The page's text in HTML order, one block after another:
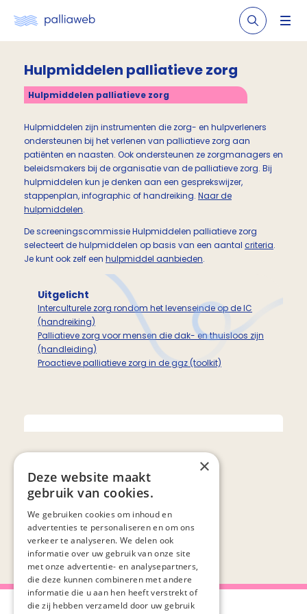
Hulpmiddelen palliatieve zorg
Hulpmiddelen palliatieve zorg
Hulpmiddelen zijn instrumenten die zorg- en hulpverleners
ondersteunen bij het verlenen van palliatieve zorg aan
patiënten en naasten. Ook ondersteunen ze zorgmanagers en
beleidsmakers bij de organisatie van de palliatieve zorg. Bij
hulpmiddelen kun je denken aan een gesprekswijzer,
stappenplan, infographic of handreiking. Naar de
hulpmiddelen.
De screeningscommissie Hulpmiddelen palliatieve zorg
selecteert de hulpmiddelen op basis van een aantal criteria.
Je kunt ook zelf een hulpmiddel aanbieden.
Uitgelicht
Interculturele zorg rondom het levenseinde op de IC
(handreiking)
Palliatieve zorg voor mensen die dak- en thuisloos zijn
(handleiding)
Proactieve palliatieve zorg in de ggz (toolkit)
0 resultaten gevonden ×
Deze website maakt
gebruik van cookies.
We gebruiken cookies om inhoud en
advertenties te personaliseren en om ons
verkeer te analyseren. We delen ook
informatie over uw gebruik van onze site
met onze advertentie- en analysepartners,
die deze kunnen combineren met andere
informatie die u aan hen heeft verstrekt of
die zij hebben verzameld door uw gebruik